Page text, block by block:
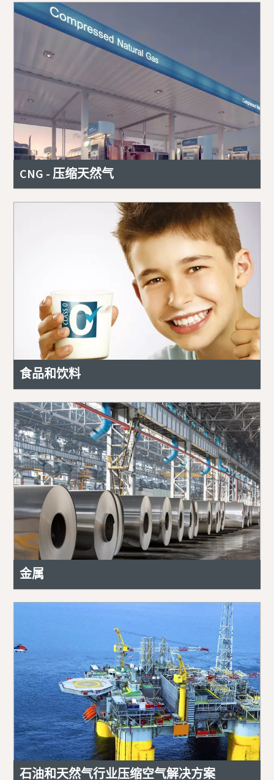
CNG - 压缩天然气
食品和饮料
金属
石油和天然气行业压缩空气解决方案